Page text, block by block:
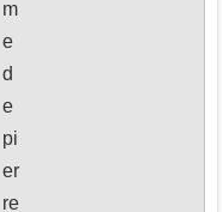
m
e
d
e
pi
er
re